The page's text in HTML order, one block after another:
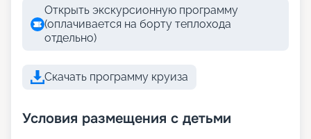
Открыть экскурсионную программу
(оплачивается на борту теплохода
отдельно)
Скачать программу круиза
Условия размещения с детьми